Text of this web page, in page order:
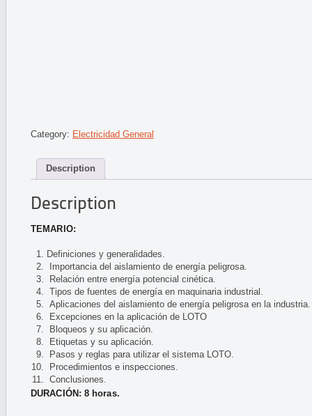
Category: Electricidad General
Description
Description
TEMARIO:
Definiciones y generalidades.
Importancia del aislamiento de energía peligrosa.
Relación entre energía potencial cinética.
Tipos de fuentes de energía en maquinaria industrial.
Aplicaciones del aislamiento de energía peligrosa en la industria.
Excepciones en la aplicación de LOTO
Bloqueos y su aplicación.
Etiquetas y su aplicación.
Pasos y reglas para utilizar el sistema LOTO.
Procedimientos e inspecciones.
Conclusiones.
DURACIÓN: 8 horas.